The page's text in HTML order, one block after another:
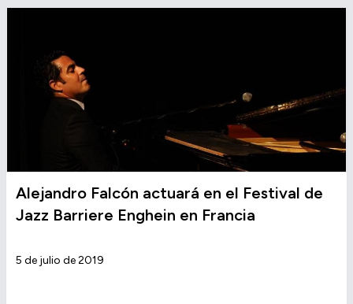
Alejandro Falcón actuará en el Festival de
Jazz Barriere Enghein en Francia
5 de julio de 2019